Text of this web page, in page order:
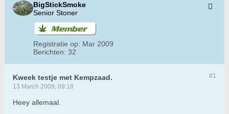
BigStickSmoke
Senior Stoner
Registratie op: Mar 2009
Berichten: 32
#1
Kweek testje met Kempzaad.
13 March 2009, 09:18
Heey allemaal.